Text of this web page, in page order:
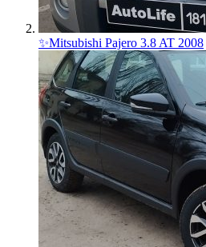
✨Mitsubishi Pajero 3.8 AT 2008